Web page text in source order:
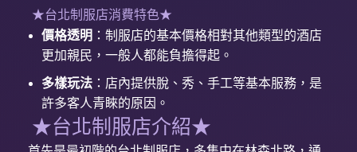
★台北制服店消費特色★
價格透明 ：制服店的基本價格相對其他類型的酒店
更加親民，一般人都能負擔得起。
多樣玩法 ：店內提供脫、秀、手工等基本服務，是
許多客人青睞的原因。
★台北制服店介紹★